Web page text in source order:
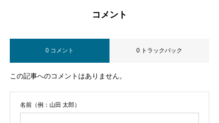
コメント
0 コメント 0 トラックバック
この記事へのコメントはありません。
名前（例：山田 太郎）